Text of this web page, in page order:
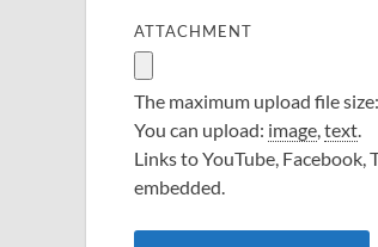
ATTACHMENT
The maximum upload file
You can upload: image text
Links to YouTube,
embedded.